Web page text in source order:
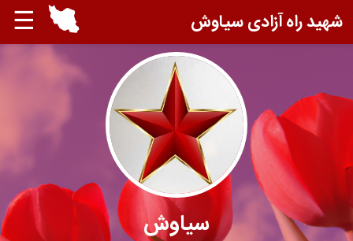
☰ شهید راه آزادی سیاوش
سیاوش